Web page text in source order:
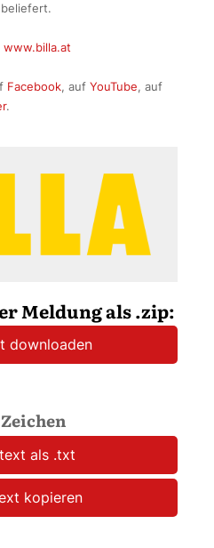
www.billa.at
Facebook, auf YouTube, auf
.
Meldung als .zip:
downloaden
als .txt
kopieren